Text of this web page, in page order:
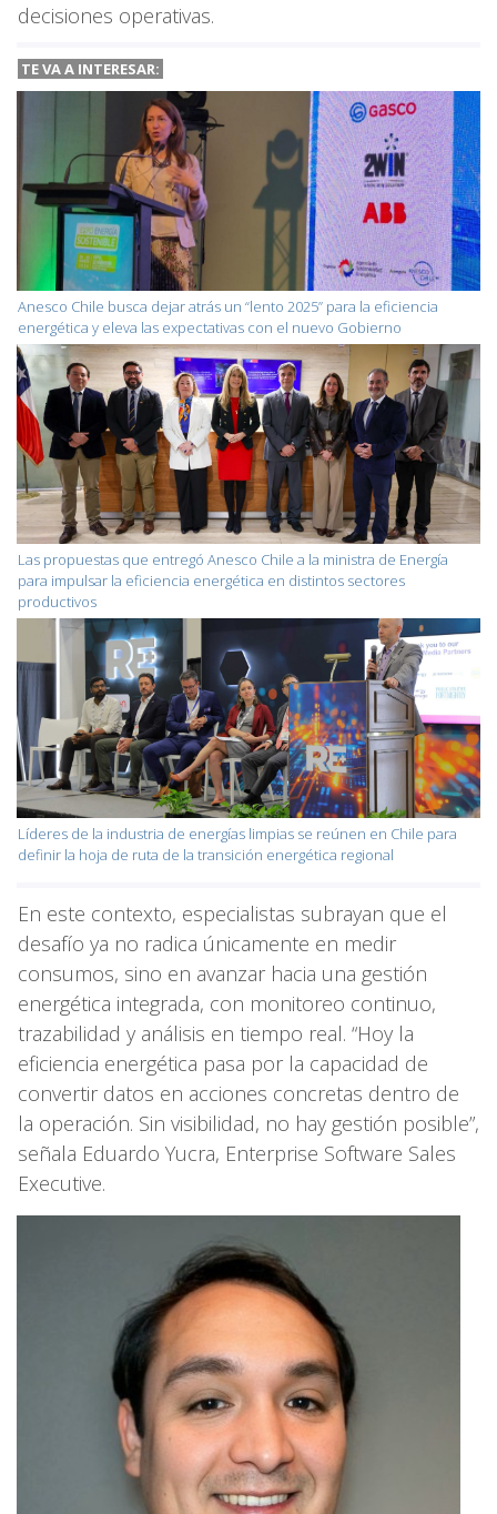
decisiones operativas.
TE VA A INTERESAR:
Anesco Chile busca dejar atrás un “lento 2025” para la eficiencia
energética y eleva las expectativas con el nuevo Gobierno
Las propuestas que entregó Anesco Chile a la ministra de Energía
para impulsar la eficiencia energética en distintos sectores
productivos
Líderes de la industria de energías limpias se reúnen en Chile para
definir la hoja de ruta de la transición energética regional
En este contexto, especialistas subrayan que el
desafío ya no radica únicamente en medir
consumos, sino en avanzar hacia una gestión
energética integrada, con monitoreo continuo,
trazabilidad y análisis en tiempo real. “Hoy la
eficiencia energética pasa por la capacidad de
convertir datos en acciones concretas dentro de
la operación. Sin visibilidad, no hay gestión posible”,
señala Eduardo Yucra, Enterprise Software Sales
Executive.